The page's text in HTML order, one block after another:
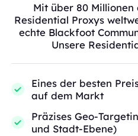
Mit über 80
Residential Proxys
echte Blackfoot
Unsere
Eines der besten
auf dem Markt
Präzises Geo-
und Stadt-Ebene)